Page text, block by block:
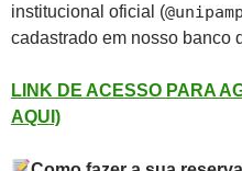
institucional oficial (
cadastrado em nosso banco
LINK DE ACESSO PARA
AQUI)